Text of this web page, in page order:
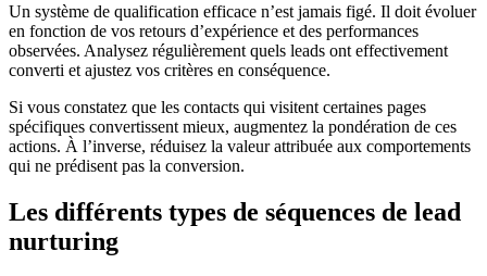
Un système de qualification efficace n’est jamais figé. Il doit évoluer
en fonction de vos retours d’expérience et des performances
observées. Analysez régulièrement quels leads ont effectivement
converti et ajustez vos critères en conséquence.
Si vous constatez que les contacts qui visitent certaines pages
spécifiques convertissent mieux, augmentez la pondération de ces
actions. À l’inverse, réduisez la valeur attribuée aux comportements
qui ne prédisent pas la conversion.
Les différents types de séquences de lead
nurturing